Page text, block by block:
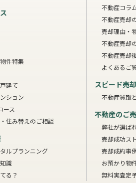
件特集
建て
ション
ース
住み替えのご相談
ルプランニング
識
る？
不動産コラ
不動産売却
売却理由・
不動産売却
不動産売却
よくあるご
スピード売却
不動産買取
不動産のご
弊社が選ば
売却成功ス
売却成約事
お預かり物
無料実査定